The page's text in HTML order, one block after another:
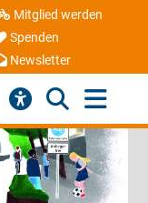
Mitglied werden
Spenden
Newsletter